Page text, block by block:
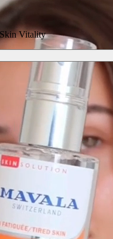
Vitality